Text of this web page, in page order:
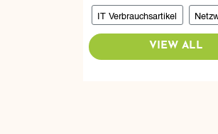
IT Verbrauchsartikel
VIEW ALL